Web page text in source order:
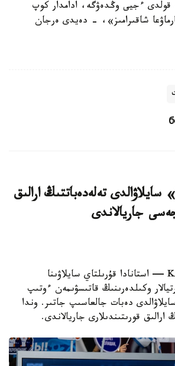
قولدى ءجيى وڭدەۋگە، ادامدار كوپ
شاقىرامىز»، - دەيدى ەرجان
تەلەدەباتتىڭ ارالىق
جاريالاندى
استانا. KAZINFORM — استانادا قۇرىلتاي سايلاۋىنا
وكىلدەرىنىڭ قاتىسۋىمەن ءوتىپ
دەبات جالعاسىپ جاتىر. وندا
قورىتىندىلارى جاريالاندى.